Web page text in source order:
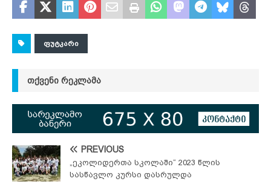
ᲤᲣᲢᲙᲐᲠᲘ
ᲗᲥᲕᲔᲜᲘ ᲠᲔᲙᲚᲐᲛᲐ
PREVIOUS
„ეკოლიდერთა სკოლაში“ 2023 წლის
სასწავლო კურსი დასრულდა